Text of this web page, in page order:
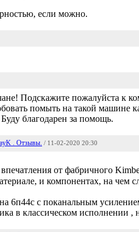
если можно.
Подскажите пожалуйста к
помыть на такой машине
благодарен за помощь.
. Отзывы. / 11-02-2020 20:30
от фабричного
и компонентах, на чем
6п44с с поканальным
в классическом исполнении